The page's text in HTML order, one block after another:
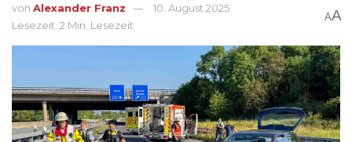
von Alexander Franz
10. August 2025
Lesezeit: 2 Min. Lesezeit
AA